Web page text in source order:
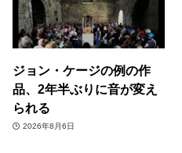
ジョン・ケージの例の作
品、2年半ぶりに音が変え
られる
2026年8月6日